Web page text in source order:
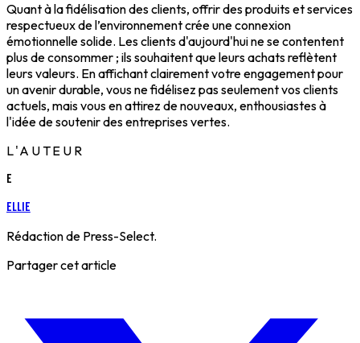
Quant à la fidélisation des clients, offrir des produits et services
respectueux de l’environnement crée une connexion
émotionnelle solide. Les clients d'aujourd'hui ne se contentent
plus de consommer ; ils souhaitent que leurs achats reflètent
leurs valeurs. En affichant clairement votre engagement pour
un avenir durable, vous ne fidélisez pas seulement vos clients
actuels, mais vous en attirez de nouveaux, enthousiastes à
l'idée de soutenir des entreprises vertes.
L'AUTEUR
E
Ellie
Rédaction de Press-Select.
Partager cet article